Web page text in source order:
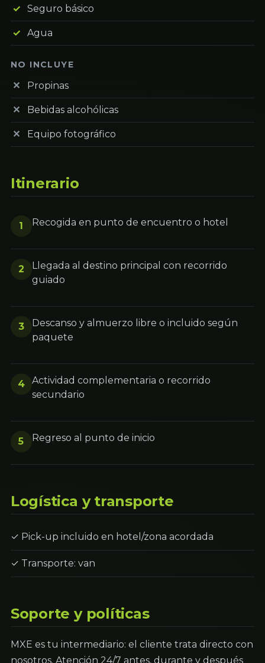
Seguro básico
Agua
NO INCLUYE
Propinas
Bebidas alcohólicas
Equipo fotográfico
Itinerario
1 Recogida en punto de encuentro o hotel
2
Llegada al destino principal con recorrido
guiado
3
Descanso y almuerzo libre o incluido según
paquete
4
Actividad complementaria o recorrido
secundario
5 Regreso al punto de inicio
Logística y transporte
✓ Pick-up incluido en hotel/zona acordada
✓ Transporte: van
Soporte y políticas
MXE es tu intermediario: el cliente trata directo con
nosotros. Atención 24/7 antes, durante y después